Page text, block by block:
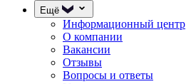
Ещё
Информационный центр
О компании
Вакансии
Отзывы
Вопросы и ответы